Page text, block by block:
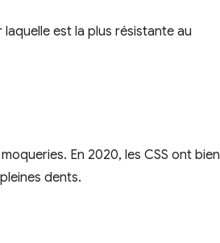
est la plus résistante au
En 2020, les CSS ont bien
dents.